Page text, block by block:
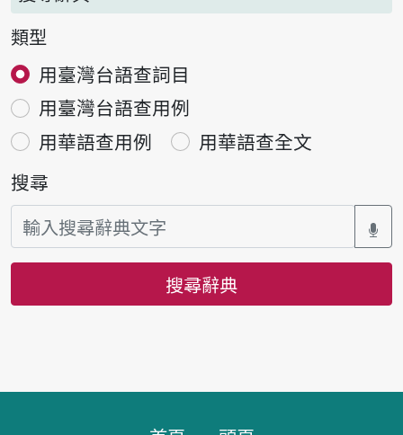
類型
用臺灣台語查詞目
用臺灣台語查用例
用華語查用例
用華語查全文
搜尋
搜尋辭典